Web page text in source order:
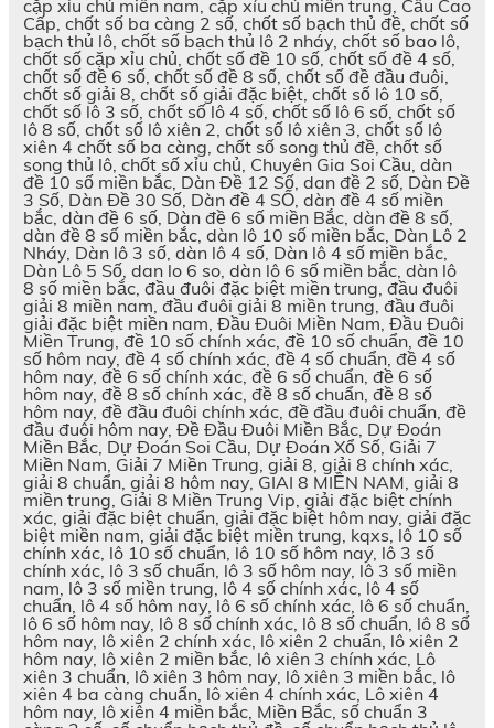
cặp xỉu chủ miền nam, cặp xíu chủ miền trung, Cầu Cao
Cấp, chốt số ba càng 2 số, chốt số bạch thủ đề, chốt số
bạch thủ lô, chốt số bạch thủ lô 2 nháy, chốt số bao lô,
chốt số cặp xỉu chủ, chốt số đề 10 số, chốt số đề 4 số,
chốt số đề 6 số, chốt số đề 8 số, chốt số đề đầu đuôi,
chốt số giải 8, chốt số giải đặc biệt, chốt số lô 10 số,
chốt số lô 3 số, chốt số lô 4 số, chốt số lô 6 số, chốt số
lô 8 số, chốt số lô xiên 2, chốt số lô xiên 3, chốt số lô
xiên 4 chốt số ba càng, chốt số song thủ đề, chốt số
song thủ lô, chốt số xỉu chủ, Chuyên Gia Soi Cầu, dàn
đề 10 số miền bắc, Dàn Đề 12 Số, dan đề 2 số, Dàn Đề
3 Số, Dàn Đề 30 Số, Dàn đề 4 SỐ, dàn đề 4 số miền
bắc, dàn đề 6 số, Dàn đề 6 số miền Bắc, dàn đề 8 số,
dàn đề 8 số miền bắc, dàn lô 10 số miền bắc, Dàn Lô 2
Nháy, Dàn lô 3 số, dàn lô 4 số, Dàn lô 4 số miền bắc,
Dàn Lô 5 Số, dan lo 6 so, dàn lô 6 số miền bắc, dàn lô
8 số miền bắc, đầu đuôi đặc biệt miền trung, đầu đuôi
giải 8 miền nam, đầu đuôi giải 8 miền trung, đầu đuôi
giải đặc biệt miền nam, Đầu Đuôi Miền Nam, Đầu Đuôi
Miền Trung, đề 10 số chính xác, đề 10 số chuẩn, đề 10
số hôm nay, đề 4 số chính xác, đề 4 số chuẩn, đề 4 số
hôm nay, đề 6 số chính xác, đề 6 số chuẩn, đề 6 số
hôm nay, đề 8 số chính xác, đề 8 số chuẩn, đề 8 số
hôm nay, đề đầu đuôi chính xác, đề đầu đuôi chuẩn, đề
đầu đuôi hôm nay, Đề Đầu Đuôi Miền Bắc, Dự Đoán
Miền Bắc, Dự Đoán Soi Cầu, Dự Đoán Xổ Số, Giải 7
Miền Nam, Giải 7 Miền Trung, giải 8, giải 8 chính xác,
giải 8 chuẩn, giải 8 hôm nay, GIAI 8 MIỀN NAM, giải 8
miền trung, Giải 8 Miền Trung Vip, giải đặc biệt chính
xác, giải đặc biệt chuẩn, giải đặc biệt hôm nay, giải đặc
biệt miền nam, giải đặc biệt miền trung, kqxs, lô 10 số
chính xác, lô 10 số chuẩn, lô 10 số hôm nay, lô 3 số
chính xác, lô 3 số chuẩn, lô 3 số hôm nay, lô 3 số miền
nam, lô 3 số miền trung, lô 4 số chính xác, lô 4 số
chuẩn, lô 4 số hôm nay, lô 6 số chính xác, lô 6 số chuẩn,
lô 6 số hôm nay, lô 8 số chính xác, lô 8 số chuẩn, lô 8 số
hôm nay, lô xiên 2 chính xác, lô xiên 2 chuẩn, lô xiên 2
hôm nay, lô xiên 2 miền bắc, lô xiên 3 chính xác, Lô
xiên 3 chuẩn, lô xiên 3 hôm nay, lô xiên 3 miền bắc, lô
xiên 4 ba càng chuẩn, lô xiên 4 chính xác, Lô xiên 4
hôm nay, lô xiên 4 miền bắc, Miền Bắc, số chuẩn 3